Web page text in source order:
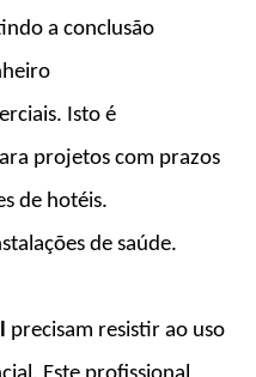
a conclusão
Isto é
projetos com prazos
de hotéis.
de saúde.
precisam resistir ao uso